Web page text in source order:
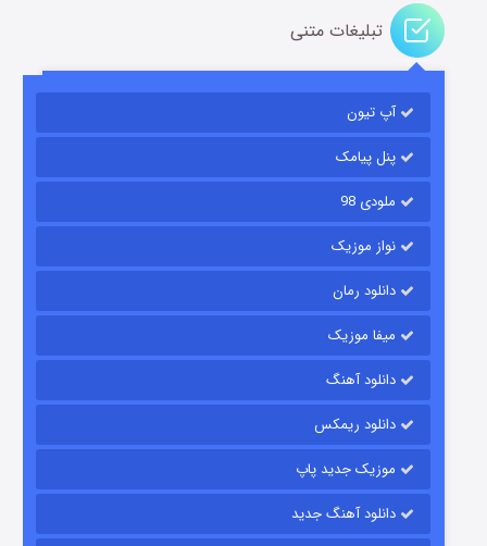
قسمت
تبلیغات متنی
آپ تیون
پنل پیامک
ملودی 98
نواز موزیک
دانلود رمان
میفا موزیک
دانلود آهنگ
دانلود ریمکس
موزیک جدید پاپ
دانلود آهنگ جدید